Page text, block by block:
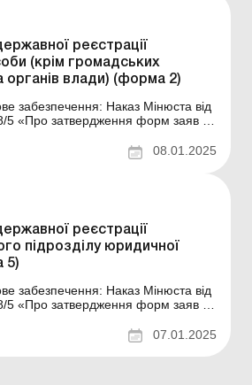
реєстрації
(крім громадських
органів влади) (форма 2)
Наказ Мінюста від
«Про затвердження форм заяв у
осіб - підприємців та громадських формувань» ...
08.01.2025
реєстрації
підрозділу юридичної
5)
Наказ Мінюста від
«Про затвердження форм заяв у
осіб - підприємців та громадських формувань» ...
07.01.2025